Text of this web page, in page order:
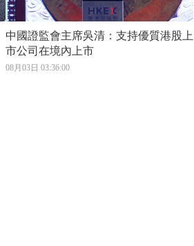
中國證監會主席吳清：支持優質港股上
市公司在境內上市
08月03日 03:36:00